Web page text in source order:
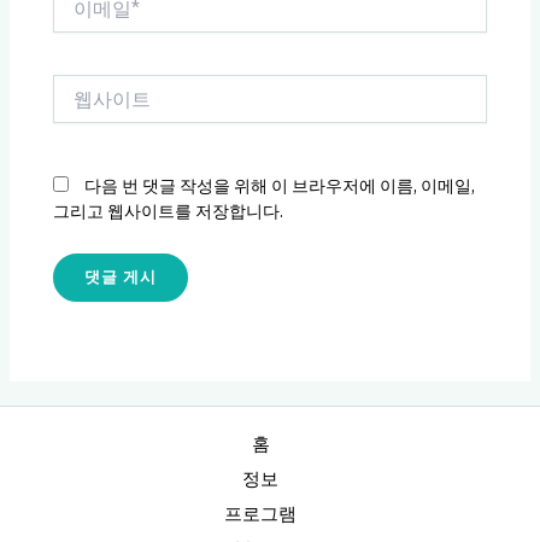
다음 번 댓글 작성을 위해 이 브라우저에 이름, 이메일,
그리고 웹사이트를 저장합니다.
홈
정보
프로그램